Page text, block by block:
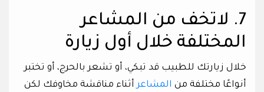
7. لاتخف من المشاعر
المختلفة خلال أول زيارة
خلال زيارتك للطبيب قد تبكي، أو تشعر بالحرج، أو تختبر
أنواعًا مختلفة من المشاعرأثناء مناقشة مخاوفك لكن